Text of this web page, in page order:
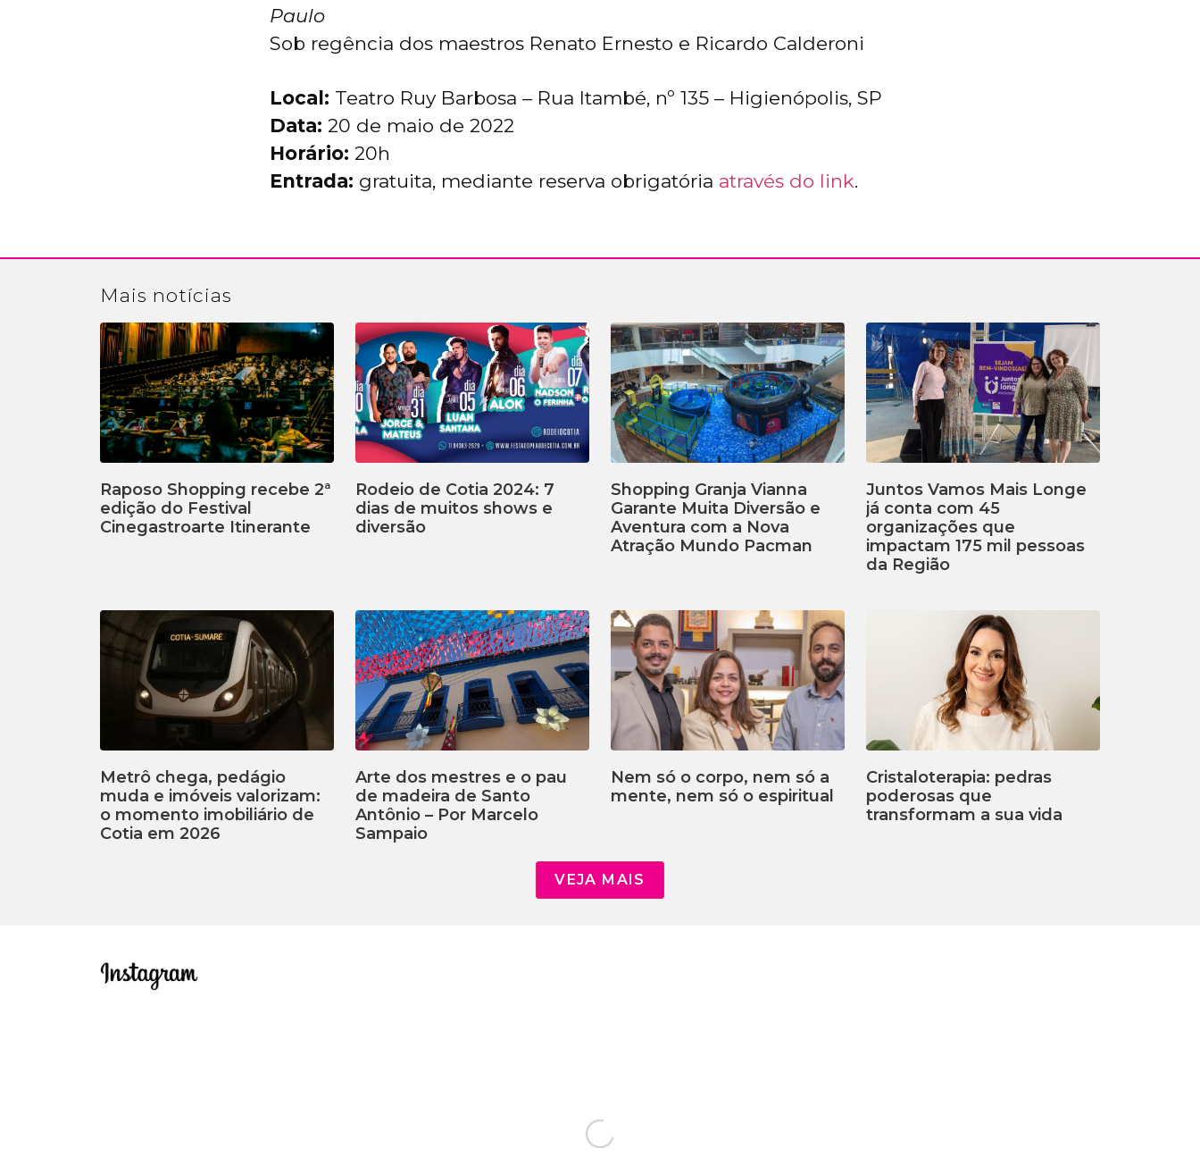
Paulo
Sob regência dos maestros Renato Ernesto e Ricardo Calderoni
Local: Teatro Ruy Barbosa – Rua Itambé, nº 135 – Higienópolis, SP
Data: 20 de maio de 2022
Horário: 20h
Entrada: gratuita, mediante reserva obrigatória através do link.
Mais notícias
Raposo Shopping recebe 2ª
edição do Festival
Cinegastroarte Itinerante
Rodeio de Cotia 2024: 7
dias de muitos shows e
diversão
Shopping Granja Vianna
Garante Muita Diversão e
Aventura com a Nova
Atração Mundo Pacman
Juntos Vamos Mais Longe
já conta com 45
organizações que
impactam 175 mil pessoas
da Região
Metrô chega, pedágio
muda e imóveis valorizam:
o momento imobiliário de
Cotia em 2026
Arte dos mestres e o pau
de madeira de Santo
Antônio – Por Marcelo
Sampaio
Nem só o corpo, nem só a
mente, nem só o espiritual
Cristaloterapia: pedras
poderosas que
transformam a sua vida
VEJA MAIS